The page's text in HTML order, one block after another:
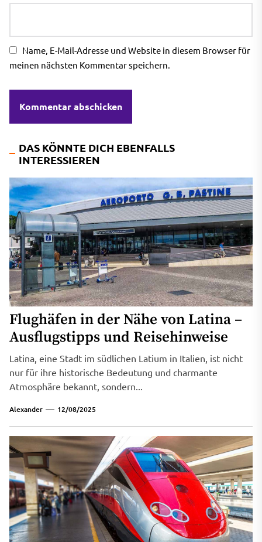
Name, E-Mail-Adresse und Website in diesem Browser für
meinen nächsten Kommentar speichern.
DAS KÖNNTE DICH EBENFALLS
INTERESSIEREN
Flughäfen in der Nähe von Latina –
Ausflugstipps und Reisehinweise
Latina, eine Stadt im südlichen Latium in Italien, ist nicht
nur für ihre historische Bedeutung und charmante
Atmosphäre bekannt, sondern...
Alexander 12/08/2025